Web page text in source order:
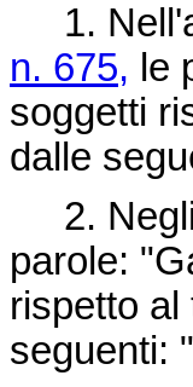
1.
n. 675, le
soggetti
dalle
2. Negli
parole:
rispetto
seguenti: